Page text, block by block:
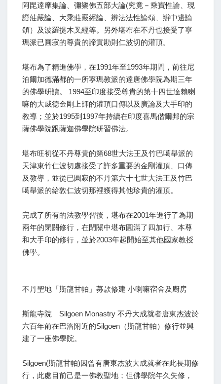
阿毘達摩集論、彌樂佛五部大論(究竟－乘寶性論、現
證莊嚴論、大乘莊嚴經論、辨法法性論頌、辯中邊論
頌）及波羅提木叉經等。另外堪布在不丹也接受了寧
瑪派已圓寂的尊貴的諦貢勘則仁波切的灌頂。
堪布為了精進佛學，在1991年至1993年期間，前往尼
泊爾加德滿都的一所寧瑪教派的達唐佛學院為期三年
的佛學研讀。 1994至印度接受尊貴的第十四世達賴喇
嘛的大威德金剛上師的灌頂口傳以及廣論及大手印的
教導；並於1995到1997年持續在印度喜馬偕爾邦的宗
薩佛學院跟薩迦佛學院研習佛法。
堪布旺初從不丹尊貴的第68世大法王及竹巴噶舉派的
天津東竹仁波切處接受了許多重要的金剛灌頂、口傳
及教導，並從已圓寂的不丹第六十七世大法王及竹巴
噶舉派的給敦仁波切那裡獲得其他珍貴的灌頂。
完成了所有的法教學習後，堪布在2001年進行了為期
兩年的閉關修行，在閉關中堪布圓滿了四加行、本尊
和大手印的修行，並於2003年起開始至其他國家教授
佛學。
不丹聖地「斯龍甘帕」募款修建 小喇嘛宿舍及廚房
斯龍寺院 Silgoen Monastry 不丹大成就者唐東杰波於
六百年前在巴洛附近的Silgoen（斯龍甘帕）修行並興
建了一座佛學院。
Silgoen(斯龍甘帕)因曾有唐東杰波大成就者在此長期修
行，此處目前己是一佛教聖地；但佛學院年久失修，